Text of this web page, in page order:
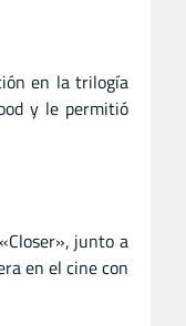
en la trilogía
y le permitió
junto a
en el cine con